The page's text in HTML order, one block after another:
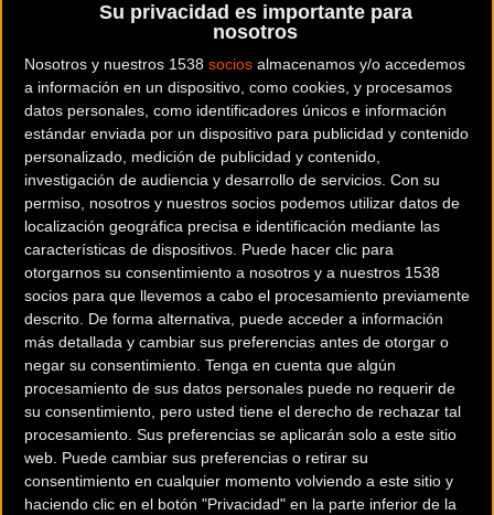
Su privacidad es importante para
nosotros
Nosotros y nuestros 1538 socios almacenamos y/o accedemos
a información en un dispositivo, como cookies, y procesamos
datos personales, como identificadores únicos e información
estándar enviada por un dispositivo para publicidad y contenido
personalizado, medición de publicidad y contenido,
investigación de audiencia y desarrollo de servicios. Con su
permiso, nosotros y nuestros socios podemos utilizar datos de
localización geográfica precisa e identificación mediante las
características de dispositivos. Puede hacer clic para
otorgarnos su consentimiento a nosotros y a nuestros 1538
socios para que llevemos a cabo el procesamiento previamente
descrito. De forma alternativa, puede acceder a información
más detallada y cambiar sus preferencias antes de otorgar o
negar su consentimiento. Tenga en cuenta que algún
procesamiento de sus datos personales puede no requerir de
su consentimiento, pero usted tiene el derecho de rechazar tal
procesamiento. Sus preferencias se aplicarán solo a este sitio
web. Puede cambiar sus preferencias o retirar su
consentimiento en cualquier momento volviendo a este sitio y
haciendo clic en el botón "Privacidad" en la parte inferior de la
Mikel Landa firma por
dos temporadas con el
equipo belga Soudal
Quick-Step
Felix Grossschartner
primer campeón
europeo de contrarreloj
de montaña
Carretera
Vídeo resumen: La etapa
más larga del Tour de
Francia femenino 2023
Carretera
Felix Engelhardt gana al
sprint en la Vuelta a
Castilla y León